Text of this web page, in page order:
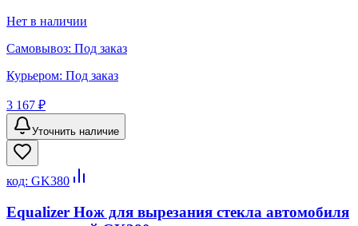
Нет в наличии
Самовывоз: Под заказ
Курьером: Под заказ
3 167 ₽
Уточнить наличие
код: GK380
Equalizer Нож для вырезания стекла автомобиля